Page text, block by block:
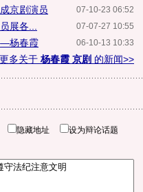
07-10-23 06:52
京剧演员
07-07-27 10:55
展各...
06-10-13 10:33
—杨春霞
更多关于 杨春霞 京剧 的新闻>>
隐藏地址 设为辩论话题